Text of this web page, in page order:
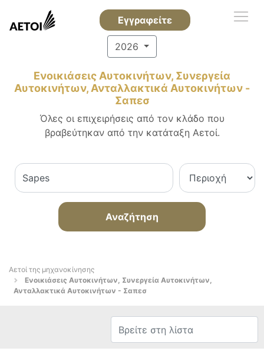
Εγγραφείτε
2026
Ενοικιάσεις Αυτοκινήτων, Συνεργεία
Αυτοκινήτων, Ανταλλακτικά Αυτοκινήτων -
Σαπεσ
Όλες οι επιχειρήσεις από τον κλάδο που
βραβεύτηκαν από την κατάταξη Αετοί.
Αναζήτηση
Αετοί της μηχανοκίνησης
Ενοικιάσεις Αυτοκινήτων, Συνεργεία Αυτοκινήτων,
Ανταλλακτικά Αυτοκινήτων - Σαπεσ